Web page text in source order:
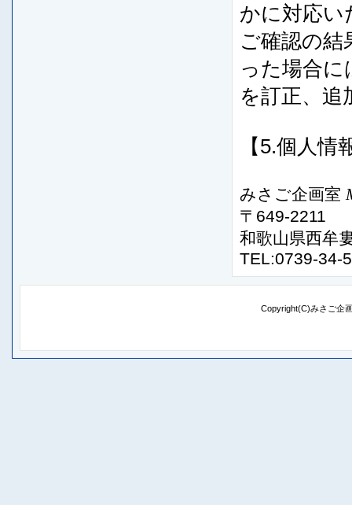
かに対応い
ご確認の結
った場合に
を訂正、追
【5.個人
みさご企画室
〒649-2211
和歌山県西牟
TEL:0739-34-
Copyright(C)みさご企